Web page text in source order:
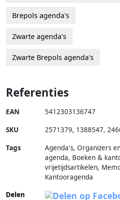
Brepols agenda's
Zwarte agenda's
Zwarte Brepols agenda's
Referenties
EAN 5412303136747
SKU 2571379, 1388547,
Tags
Agenda's, Organizers
agenda, Boeken &
vrijetijdsartikelen,
Kantooragenda
Delen